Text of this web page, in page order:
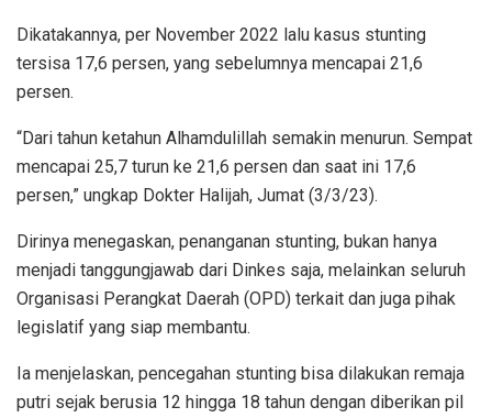
Dikatakannya, per November 2022 lalu kasus stunting
tersisa 17,6 persen, yang sebelumnya mencapai 21,6
persen.
“Dari tahun ketahun Alhamdulillah semakin menurun. Sempat
mencapai 25,7 turun ke 21,6 persen dan saat ini 17,6
persen,” ungkap Dokter Halijah, Jumat (3/3/23).
Dirinya menegaskan, penanganan stunting, bukan hanya
menjadi tanggungjawab dari Dinkes saja, melainkan seluruh
Organisasi Perangkat Daerah (OPD) terkait dan juga pihak
legislatif yang siap membantu.
Ia menjelaskan, pencegahan stunting bisa dilakukan remaja
putri sejak berusia 12 hingga 18 tahun dengan diberikan pil